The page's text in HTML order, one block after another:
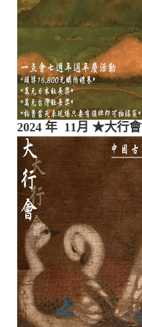
2024 年 11月 ★大行會